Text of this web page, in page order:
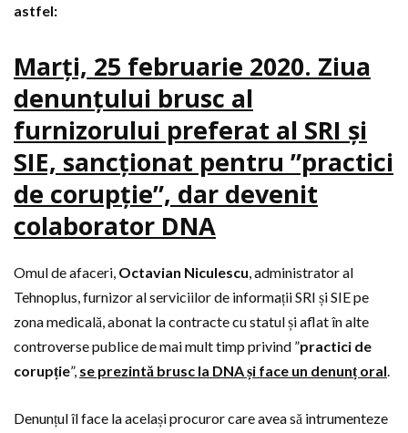
astfel:
Marți, 25 februarie 2020. Ziua
denunțului brusc al
furnizorului preferat al SRI și
SIE, sancționat pentru ”practici
de corupție”, dar devenit
colaborator DNA
Omul de afaceri, Octavian Niculescu, administrator al
Tehnoplus, furnizor al serviciilor de informații SRI și SIE pe
zona medicală, abonat la contracte cu statul și aflat în alte
controverse publice de mai mult timp privind ”practici de
corupție”, se prezintă brusc la DNA și face un denunț oral.
Denunțul îl face la același procuror care avea să intrumenteze